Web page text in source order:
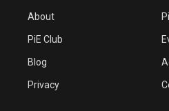
About
PiE Club
Blog
Privacy